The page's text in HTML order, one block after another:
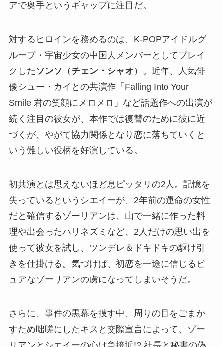
アで奥手というギャップに注目だ。
対するヒロインを務めるのは、K-POPアイドルグ
ループ・宇宙少女の中国人メンバーとしてブレイ
クした ソンソ （ チェン・シャオ ）。近年、人気俳
優シュー・カイとの共演作「Falling Into Your
Smile 君の笑顔にメロメロ」など話題作への出演が
続く注目の彼女が、本作では復讐のために彼に近
づくが、やがて協力関係となり恋に落ちていくと
いう難しい役柄を好演している。
初共演とは思えないほど息ピッタリの2人。記憶を
失っているというシエイーが、2年前の運命の女性
だと確信するゾーリアンは、山で一緒に作った料
理や出会ったハリネズミなど、2人だけの思い出を
使って彼女を試し、ツンデレ＆ドキドキの駆け引
きを仕掛ける。気づけば、初恋を一途に信じるピ
ュアなゾーリアンの虜になってしまいそうだ。
さらに、事件の黒幕を捜す中、周りの目をごまか
すため咄嗟にしたキスと交際宣言によって、ゾー
リアンとシエイーの心は急接近!? 社長と秘書の偽